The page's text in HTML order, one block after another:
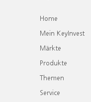
Home
Mein KeyInvest
Märkte
Produkte
Themen
Service